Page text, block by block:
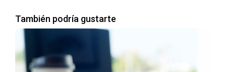
También podría gustarte